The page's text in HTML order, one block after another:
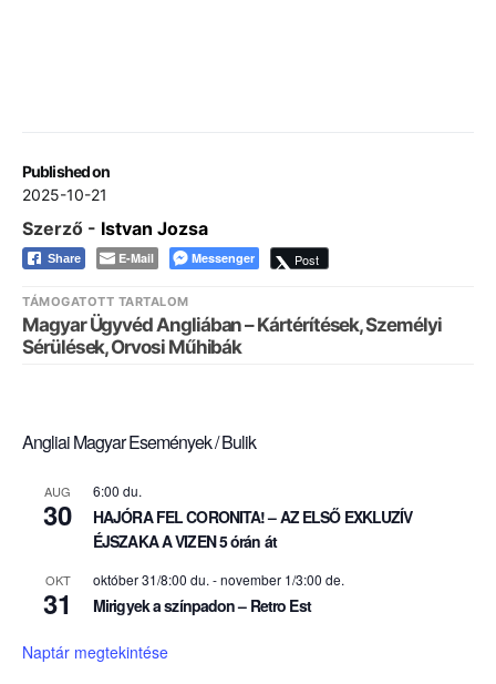
Published on
2025-10-21
Szerző - Istvan Jozsa
Share E-Mail Messenger Post
TÁMOGATOTT TARTALOM
Magyar Ügyvéd Angliában – Kártérítések, Személyi
Sérülések, Orvosi Műhibák
Angliai Magyar Események / Bulik
AUG
30
6:00 du.
HAJÓRA FEL CORONITA! – AZ ELSŐ EXKLUZÍV
ÉJSZAKA A VIZEN 5 órán át
OKT
31
október 31/8:00 du. -november 1/3:00 de.
Mirigyek a színpadon – Retro Est
Naptár megtekintése